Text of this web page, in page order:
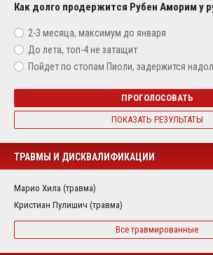
Как долго продержится Рубен Аморим у
2-3 месяца, максимум до января
До лета, топ-4 не затащит
Пойдет по стопам Пиоли, задержится
ПРОГОЛОСОВАТЬ
ПОКАЗАТЬ РЕЗУЛЬТАТЫ
ТРАВМЫ И ДИСКВАЛИФИКАЦИИ
Марио Хила (травма)
Кристиан Пулишич (травма)
Все травмированные